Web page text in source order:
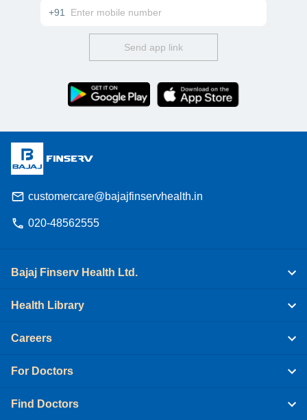
+91
Send app link
customercare@bajajfinservhealth.in
020-48562555
Bajaj Finserv Health Ltd.
Health Library
Careers
For Doctors
Find Doctors